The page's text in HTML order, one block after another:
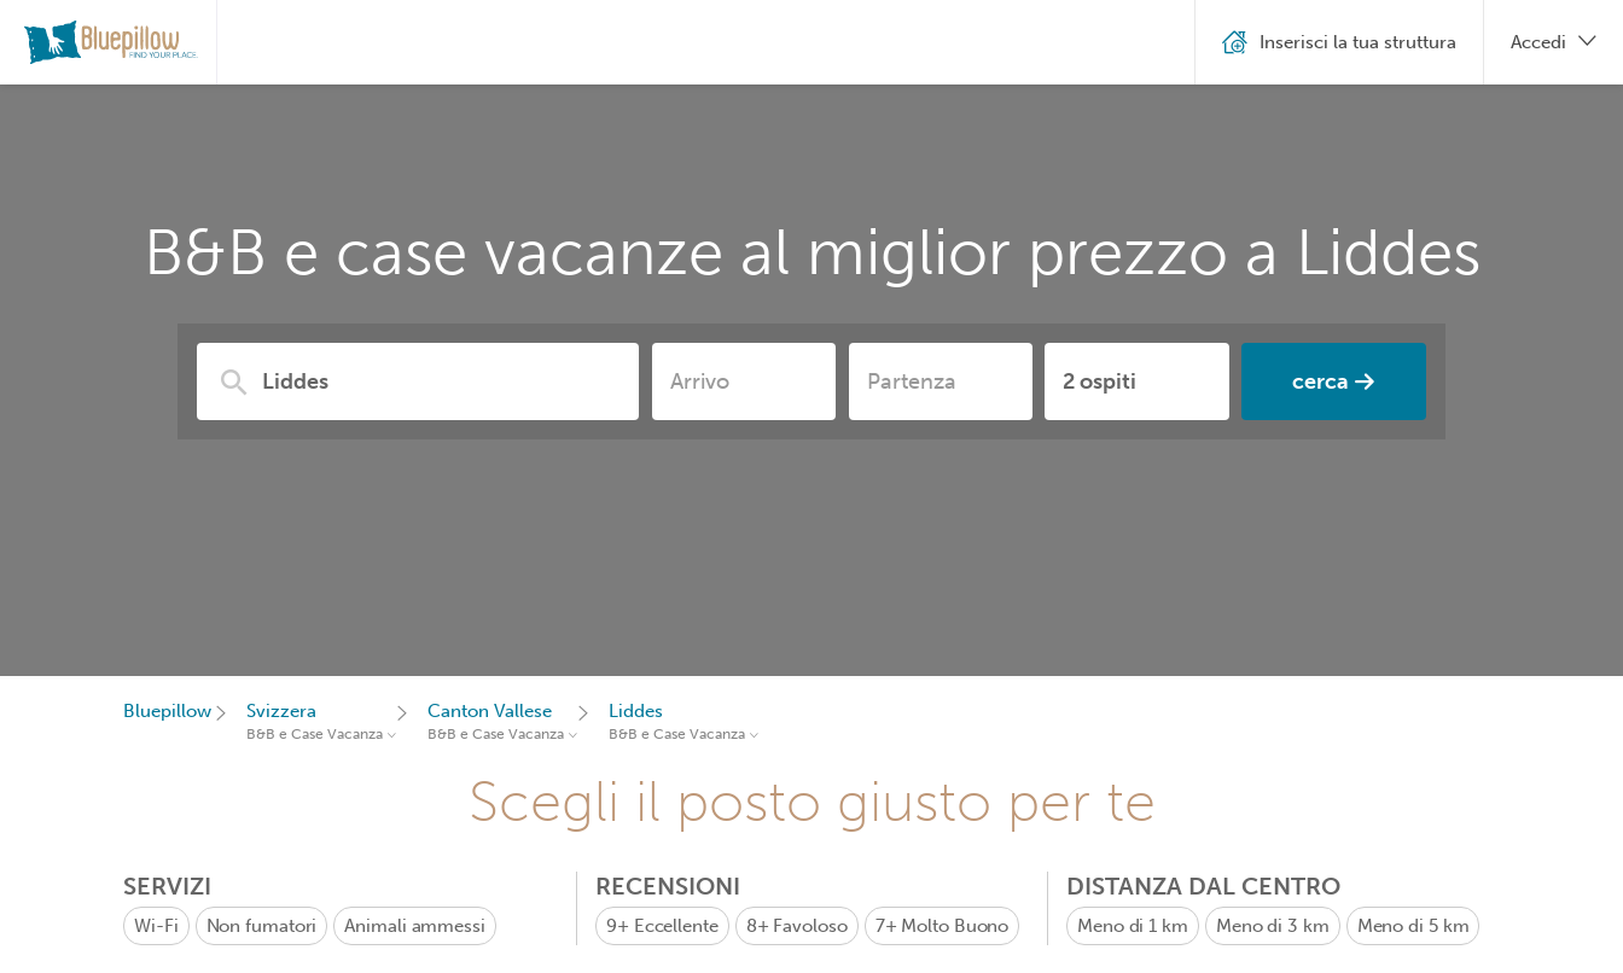
B&B e case vacanze al miglior prezzo a Liddes
cerca
Inserisci la tua struttura Accedi
Bluepillow Svizzera
B&B e Case Vacanza
Canton Vallese
B&B e Case Vacanza
Liddes
B&B e Case Vacanza
Scegli il posto giusto per te
SERVIZI
Wi-Fi Non fumatori Animali ammessi
RECENSIONI
9+ Eccellente 8+ Favoloso 7+ Molto Buono
DISTANZA DAL CENTRO
Meno di 1 km Meno di 3 km Meno di 5 km